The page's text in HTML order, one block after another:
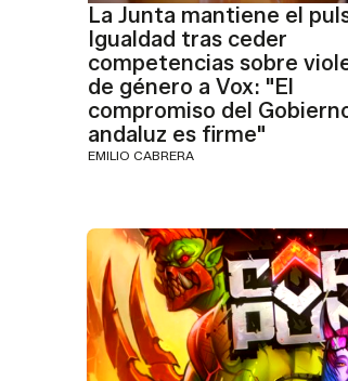
La Junta mantiene el
Igualdad tras ceder
competencias sobre
de género a Vox: "El
compromiso del
andaluz es firme"
EMILIO CABRERA